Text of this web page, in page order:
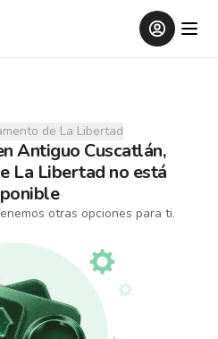
de La Libertad
Antiguo Cuscatlán,
La Libertad no está
otras opciones para ti.